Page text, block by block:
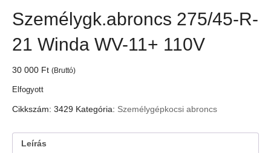
Személygk.abroncs 275/45-R-
21 Winda WV-11+ 110V
30 000 Ft (Bruttó)
Elfogyott
Cikkszám: 3429 Kategória: Személygépkocsi abroncs
Leírás